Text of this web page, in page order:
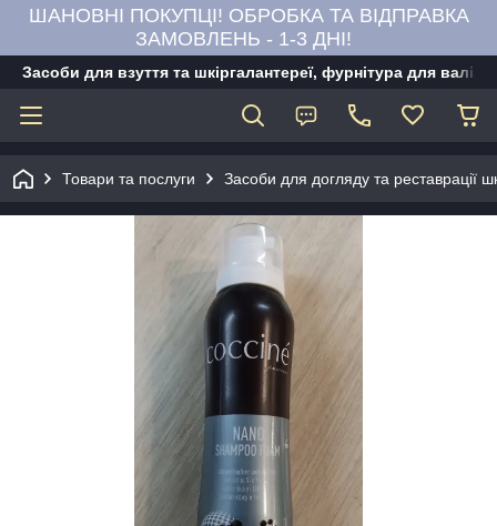
ШАНОВНІ ПОКУПЦІ! ОБРОБКА ТА ВІДПРАВКА
ЗАМОВЛЕНЬ - 1-3 ДНІ!
Засоби для взуття та шкіргалантереї, фурнітура для
Товари та послуги Засоби для догляду та реставрації